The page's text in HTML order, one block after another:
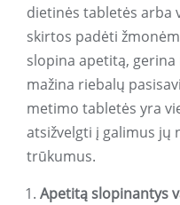
dietinės tabletės arba
skirtos padėti
slopina apetitą,
mažina riebalų
metimo tabletės yra
atsižvelgti į galimus
trūkumus.
Apetitą slopinantys